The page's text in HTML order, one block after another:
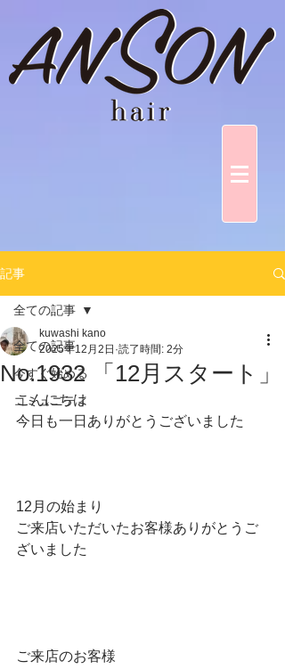
記事
全ての記事
今すぐ始める
コミュニティ
全ての記事
No.1932 「12月スタート」
kuwashi kano
2025年12月2日 読了時間: 2分
こんにちは
今日も一日ありがとうございました
12月の始まり
ご来店いただいたお客様ありがとうご
ざいました
ご来店のお客様